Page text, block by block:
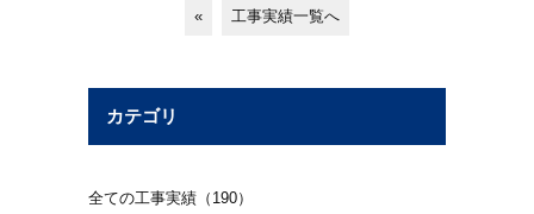
« 工事実績一覧へ
カテゴリ
全ての工事実績（190）